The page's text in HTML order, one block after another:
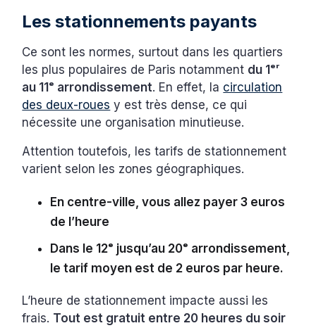
Les stationnements payants
Ce sont les normes, surtout dans les quartiers
les plus populaires de Paris notamment du 1ᵉʳ
au 11ᵉ arrondissement. En effet, la circulation
des deux-roues y est très dense, ce qui
nécessite une organisation minutieuse.
Attention toutefois, les tarifs de stationnement
varient selon les zones géographiques.
En centre-ville, vous allez payer 3 euros
de l’heure
Dans le 12ᵉ jusqu’au 20ᵉ arrondissement,
le tarif moyen est de 2 euros par heure.
L’heure de stationnement impacte aussi les
frais. Tout est gratuit entre 20 heures du soir